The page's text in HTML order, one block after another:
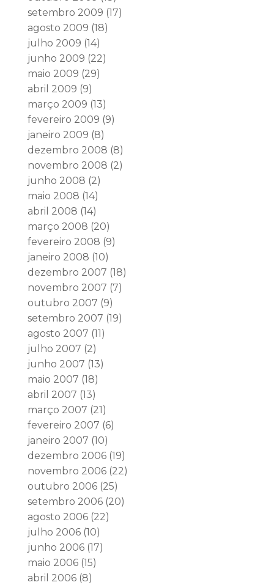
setembro 2009 (17)
agosto 2009 (18)
julho 2009 (14)
junho 2009 (22)
maio 2009 (29)
abril 2009 (9)
março 2009 (13)
fevereiro 2009 (9)
janeiro 2009 (8)
dezembro 2008 (8)
novembro 2008 (2)
junho 2008 (2)
maio 2008 (14)
abril 2008 (14)
março 2008 (20)
fevereiro 2008 (9)
janeiro 2008 (10)
dezembro 2007 (18)
novembro 2007 (7)
outubro 2007 (9)
setembro 2007 (19)
agosto 2007 (11)
julho 2007 (2)
junho 2007 (13)
maio 2007 (18)
abril 2007 (13)
março 2007 (21)
fevereiro 2007 (6)
janeiro 2007 (10)
dezembro 2006(19)
novembro 2006(22)
outubro 2006(25)
setembro 2006(20)
agosto 2006(22)
julho 2006(10)
junho 2006(17)
maio 2006(15)
abril 2006(8)